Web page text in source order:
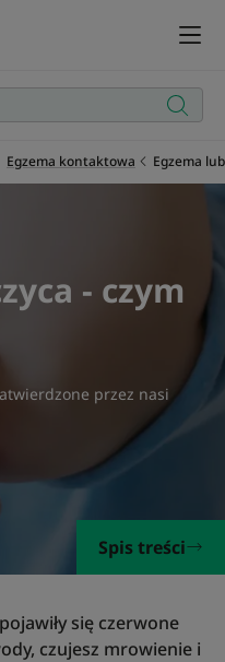
Egzema kontaktowa Egzema
- czym
przez nasi
Spis treści
się czerwone
czujesz mrowienie i